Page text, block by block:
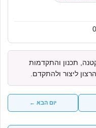
תכנון והתקדמות
ליצור ולהתקדם.
יום הבא ←